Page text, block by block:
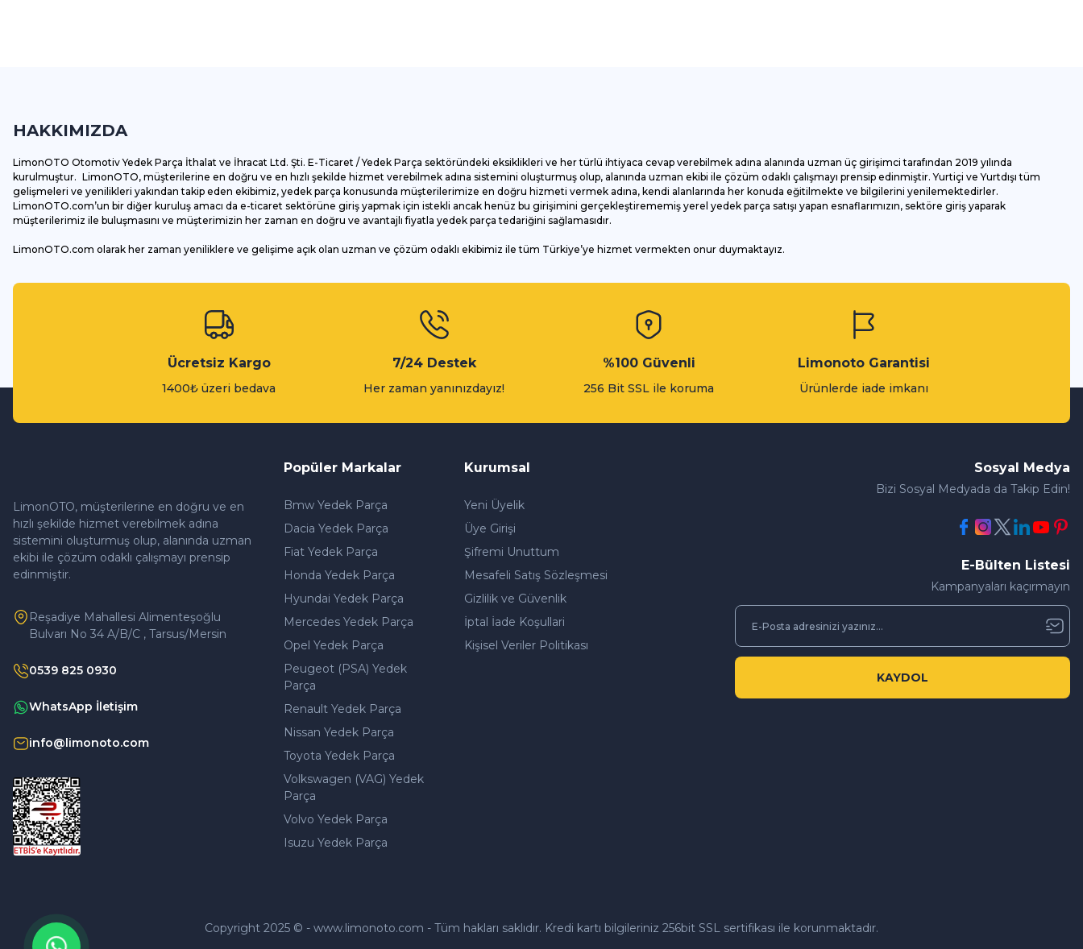
Ürün bilgilerinde hatalar bulunuyor.
Bu ürüne benzer farklı alternatifler olmalı.
Gönder
HAKKIMIZDA
LimonOTO Otomotiv Yedek Parça İthalat ve İhracat Ltd. Şti. E-Ticaret / Yedek Parça sektöründeki eksiklikleri ve her türlü ihtiyaca cevap verebilmek adına alanında uzman üç girişimci tarafından 2019 yılında
kurulmuştur. LimonOTO, müşterilerine en doğru ve en hızlı şekilde hizmet verebilmek adına sistemini oluşturmuş olup, alanında uzman ekibi ile çözüm odaklı çalışmayı prensip edinmiştir. Yurtiçi ve Yurtdışı tüm
gelişmeleri ve yenilikleri yakından takip eden ekibimiz, yedek parça konusunda müşterilerimize en doğru hizmeti vermek adına, kendi alanlarında her konuda eğitilmekte ve bilgilerini yenilemektedirler.
LimonOTO.com’un bir diğer kuruluş amacı da e-ticaret sektörüne giriş yapmak için istekli ancak henüz bu girişimini gerçekleştirememiş yerel yedek parça satışı yapan esnaflarımızın, sektöre giriş yaparak
müşterilerimiz ile buluşmasını ve müşterimizin her zaman en doğru ve avantajlı fiyatla yedek parça tedariğini sağlamasıdır.
LimonOTO.com olarak her zaman yeniliklere ve gelişime açık olan uzman ve çözüm odaklı ekibimiz ile tüm Türkiye’ye hizmet vermekten onur duymaktayız.
Ücretsiz Kargo
1400₺ üzeri bedava
7/24 Destek
Her zaman yanınızdayız!
%100 Güvenli
256 Bit SSL ile koruma
Limonoto Garantisi
Ürünlerde iade imkanı
LimonOTO, müşterilerine en doğru ve en
hızlı şekilde hizmet verebilmek adına
sistemini oluşturmuş olup, alanında uzman
ekibi ile çözüm odaklı çalışmayı prensip
edinmiştir.
Reşadiye Mahallesi Alimenteşoğlu
Bulvarı No 34 A/B/C , Tarsus/Mersin
0539 825 0930
WhatsApp İletişim
info@limonoto.com
Popüler Markalar
Bmw Yedek Parça
Dacia Yedek Parça
Fiat Yedek Parça
Honda Yedek Parça
Hyundai Yedek Parça
Mercedes Yedek Parça
Opel Yedek Parça
Peugeot (PSA) Yedek
Parça
Renault Yedek Parça
Nissan Yedek Parça
Toyota Yedek Parça
Volkswagen (VAG) Yedek
Parça
Volvo Yedek Parça
Isuzu Yedek Parça
Kurumsal
Yeni Üyelik
Üye Girişi
Şifremi Unuttum
Mesafeli Satış Sözleşmesi
Gizlilik ve Güvenlik
İptal İade Koşullari
Kişisel Veriler Politikası
Sosyal Medya
Bizi Sosyal Medyada da Takip Edin!
E-Bülten Listesi
Kampanyaları kaçırmayın
KAYDOL
Copyright 2025 © - www.limonoto.com - Tüm hakları saklıdır. Kredi kartı bilgileriniz 256bit SSL sertifikası ile korunmaktadır.